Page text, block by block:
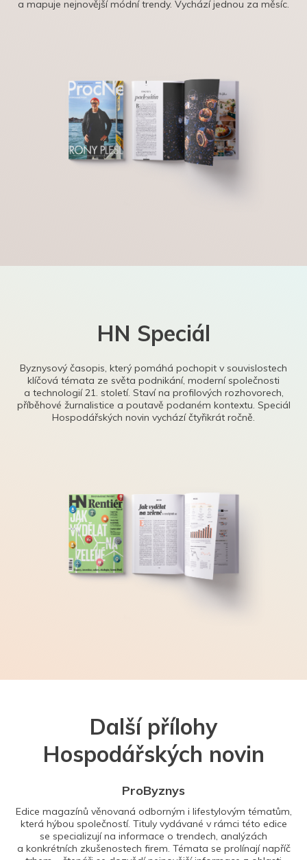
a mapuje nejnovější módní trendy. Vychází jednou za měsíc.
HN Speciál
Byznysový časopis, který pomáhá pochopit v souvislostech
klíčová témata ze světa podnikání, moderní společnosti
a technologií 21. století. Staví na profilových rozhovorech,
příběhové žurnalistice a poutavě podaném kontextu. Speciál
Hospodářských novin vychází čtyřikrát ročně.
Další přílohy
Hospodářských novin
ProByznys
Edice magazínů věnovaná odborným i lifestylovým tématům,
která hýbou společností. Tituly vydávané v rámci této edice
se specializují na informace o trendech, analýzách
a konkrétních zkušenostech firem. Témata se prolínají napříč